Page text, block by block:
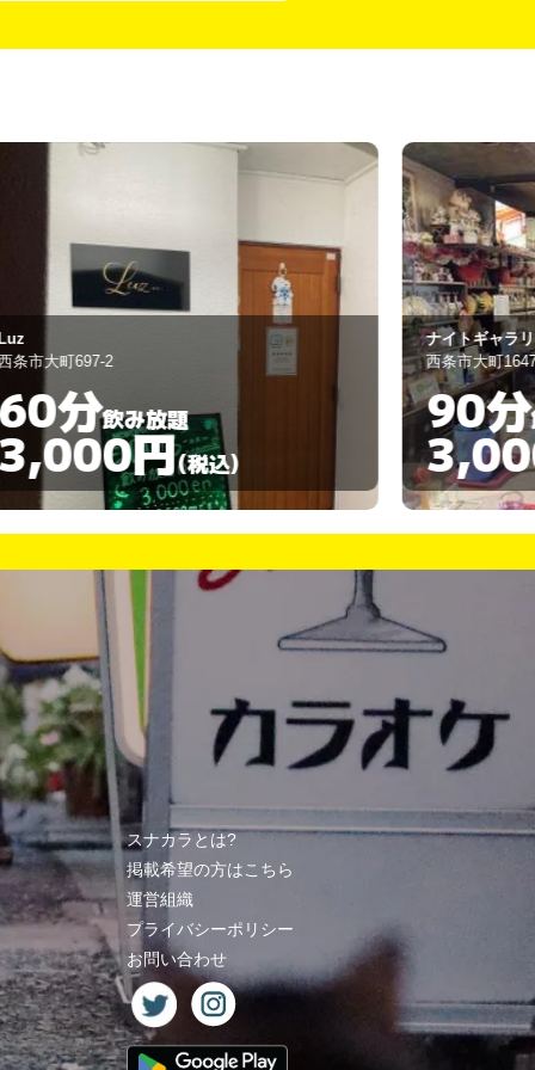
市大町697-2
分飲み放題
円(税込)
ナイトギャラリ
西条市大町1647-
90分
スナカラとは?
掲載希望の方はこちら
運営組織
プライバシーポリシー
お問い合わせ